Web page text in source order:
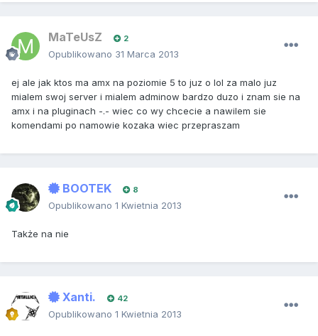
MaTeUsZ 2
Opublikowano 31 Marca 2013
ej ale jak ktos ma amx na poziomie 5 to juz o lol za malo juz
mialem swoj server i mialem adminow bardzo duzo i znam sie na
amx i na pluginach -.- wiec co wy chcecie a nawilem sie
komendami po namowie kozaka wiec przepraszam
BOOTEK 8
Opublikowano 1 Kwietnia 2013
Także na nie
Xanti. 42
Opublikowano 1 Kwietnia 2013